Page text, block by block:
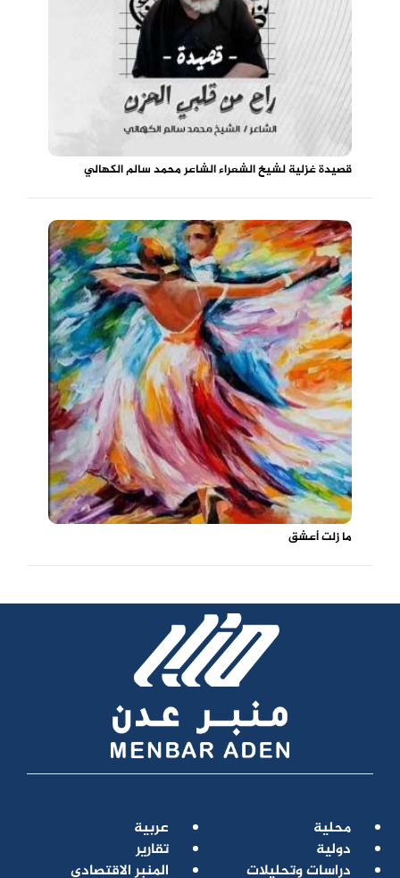
قصيدة غزلية لشيخ الشعراء الشاعر محمد سالم الكهالي
ما زلت أعشق
محلية
عربية
دولية
تقارير
دراسات وتحليلات
المنبر الاقتصادي